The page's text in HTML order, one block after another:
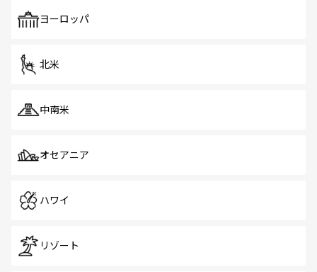
で、ホーカーズは地元の風情を楽しめる外せないスポット
ヨーロッパ
北米
中南米
オセアニア
ハワイ
リゾート